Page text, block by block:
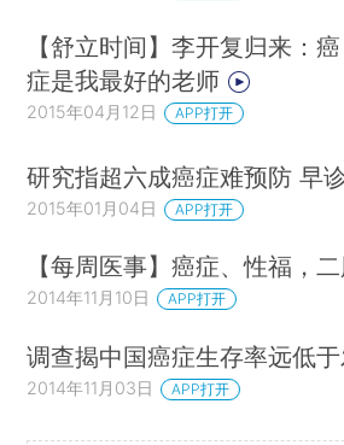
【舒立时间】李开复归来：癌
症是我最好的老师
2015年04月12日 APP打开
研究指超六成癌症难预防 早
2015年01月04日 APP打开
【每周医事】癌症、性福，
2014年11月10日 APP打开
调查揭中国癌症生存率远低
2014年11月03日 APP打开